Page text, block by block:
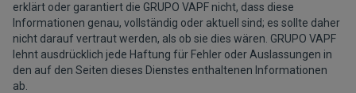
erklärt oder garantiert die GRUPO VAPF nicht, dass diese
Informationen genau, vollständig oder aktuell sind; es sollte daher
nicht darauf vertraut werden, als ob sie dies wären. GRUPO VAPF
lehnt ausdrücklich jede Haftung für Fehler oder Auslassungen in
den auf den Seiten dieses Dienstes enthaltenen Informationen
ab.